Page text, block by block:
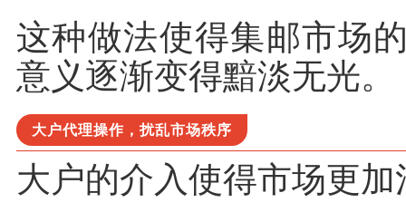
这种做法使得集邮市场
意义逐渐变得黯淡无光。
大户代理操作，扰乱市场秩序
大户的介入使得市场更加